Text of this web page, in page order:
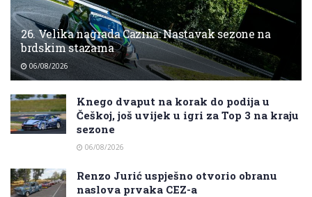
26. Velika nagrada Cazina: Nastavak sezone na
brdskim stazama
06/08/2026
Knego dvaput na korak do podija u
Češkoj, još uvijek u igri za Top 3 na kraju
sezone
06/08/2026
Renzo Jurić uspješno otvorio obranu
naslova prvaka CEZ-a